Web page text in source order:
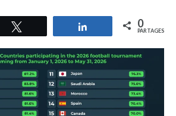
Partagez 0
PARTAGES